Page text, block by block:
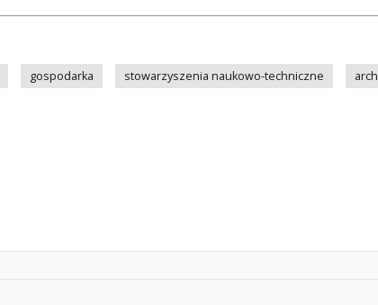
gospodarka stowarzyszenia naukowo-techniczne